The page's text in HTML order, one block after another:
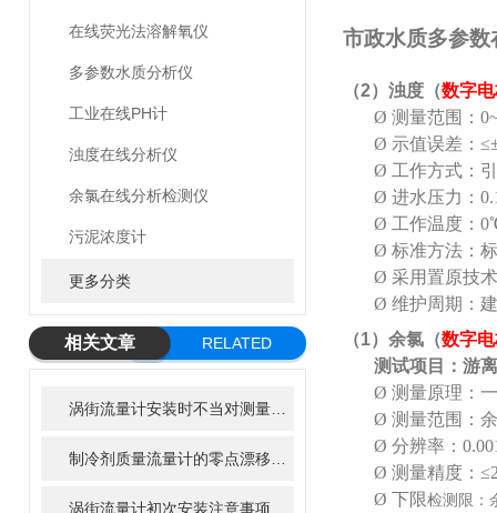
在线荧光法溶解氧仪
多参数水质分析仪
工业在线PH计
浊度在线分析仪
余氯在线分析检测仪
污泥浓度计
更多分类
相关文章
RELATED
市政水质多参
（2）浊度（数字
Ø 测量范围：0
Ø 示值误差：
Ø 工作方式：
Ø 进水压力：
Ø 工作温度：
Ø 标准方法：
Ø 采用置原技
Ø 维护周期：
（1）余氯（数字
测试项目：游
Ø 测量原理：
Ø 测量范围：
Ø 分辨率：
Ø 测量精度：
Ø 下限检测限：